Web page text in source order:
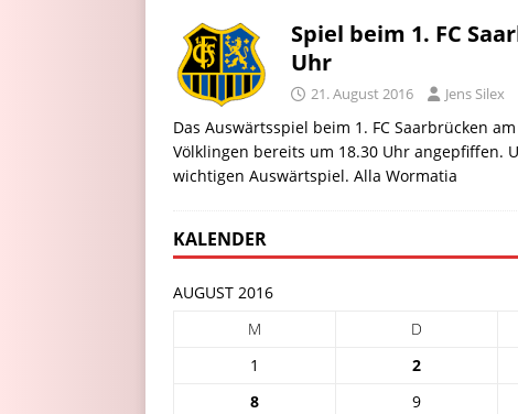
Spiel beim 1. FC
Uhr
21. August 2016 Jens Silex
Das Auswärtsspiel beim 1. FC Saarbrücken
Völklingen bereits um 18.30 Uhr angepfiffen.
wichtigen Auswärtspiel. Alla Wormatia
KALENDER
AUGUST 2016
M
D
1
2
8
9